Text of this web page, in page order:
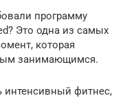
программу
Это одна из самых
которая
занимающимся.
интенсивный фитнес,